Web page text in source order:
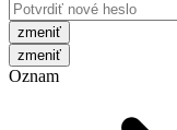
zmeniť
Oznam